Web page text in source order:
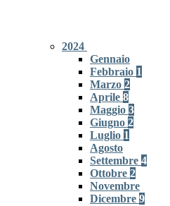
2024
Gennaio
Febbraio 1
Marzo 2
Aprile 8
Maggio 3
Giugno 2
Luglio 1
Agosto
Settembre 4
Ottobre 2
Novembre
Dicembre 9